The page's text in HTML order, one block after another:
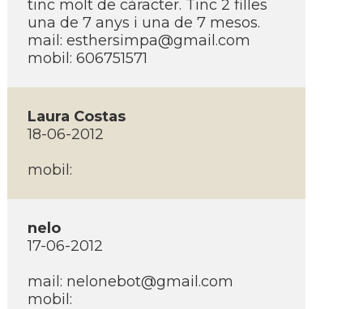
tinc molt de càracter. Tinc 2 filles
una de 7 anys i una de 7 mesos.
mail: esthersimpa@gmail.com
mobil: 606751571
Laura Costas
18-06-2012
mobil:
nelo
17-06-2012
mail: nelonebot@gmail.com
mobil: